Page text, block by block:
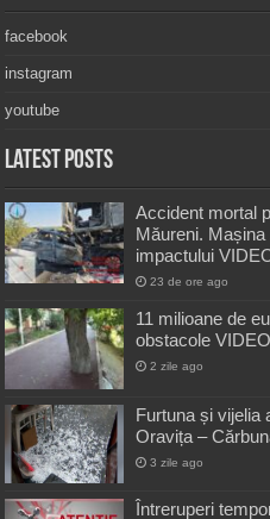
facebook
instagram
youtube
Latest Posts
Accident mortal
Măureni.
impactului
23 de ore ago
11 milioane de
obstacole VIDEO
2 zile ago
Furtuna și vijelia
Oravița –
3 zile ago
Întreruperi